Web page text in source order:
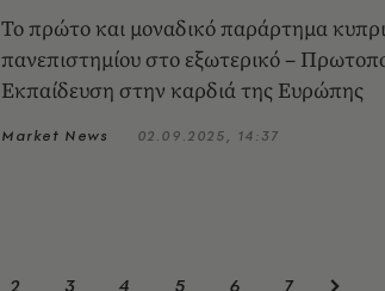
Το πρώτο και μοναδικό παράρτημα
πανεπιστημίου στο εξωτερικό –
Εκπαίδευση στην καρδιά της Ευρώπης
Market News 02.09.2025, 14:37
2 3 4 5 6 7